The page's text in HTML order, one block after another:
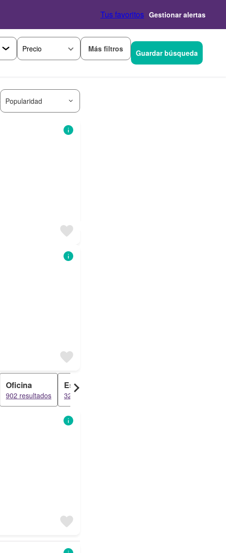
Tus favoritos Gestionar alertas
Precio Más filtros Guardar búsqueda
Popularidad
Oficina
902 resultados
Estudio
327 resultados